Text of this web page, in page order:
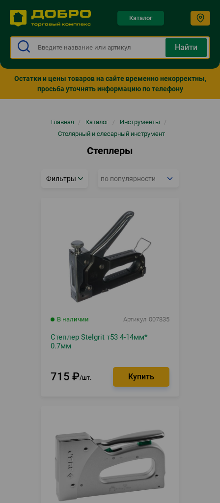
Каталог
Остатки и цены товаров на сайте временно некорректны,
просьба уточнять информацию по телефону
Главная / Каталог / Инструменты
/
Столярный и слесарный инструмент
Степлеры
Фильтры
В наличии Артикул 007835
Степлер Stelgrit т53 4-14мм*
0.7мм
715 ₽ шт.